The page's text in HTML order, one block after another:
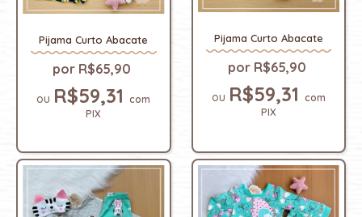
Pijama Curto Abacate
R$65,90
R$59,31com
PIX
Pijama Curto Abacate
R$65,90
R$59,31 com
PIX